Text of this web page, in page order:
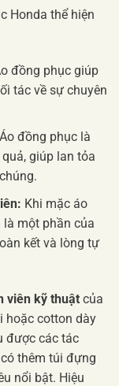
Honda thể hiện
đồng phục giúp
tác về sự chuyên
Áo đồng phục là
giúp lan tỏa
Khi mặc áo
một phần của
kết và lòng tự
viên kỹ thuật của
hoặc cotton dày
được các tác
thêm túi đựng
nổi bật. Hiệu